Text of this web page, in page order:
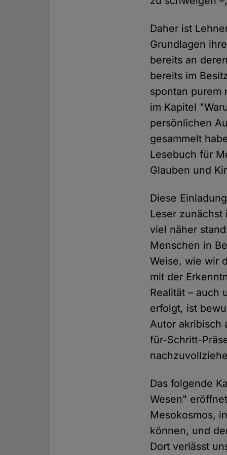
Daher ist
Grundlagen
bereits an
bereits im
spontan purem
im Kapitel
persönlichen
gesammelt
Lesebuch für
Glauben und
Diese
Leser
viel näher
Menschen in
Weise, wie wir
mit der
Realität – auch
erfolgt, ist
Autor akribisch
für-Schritt-
Das folgende
Wesen"
Mesokosmos,
können, und
Dort verlässt